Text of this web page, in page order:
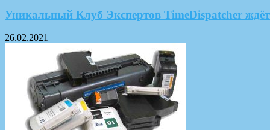
Уникальный Клуб Экспертов TimeDispatcher
26.02.2021